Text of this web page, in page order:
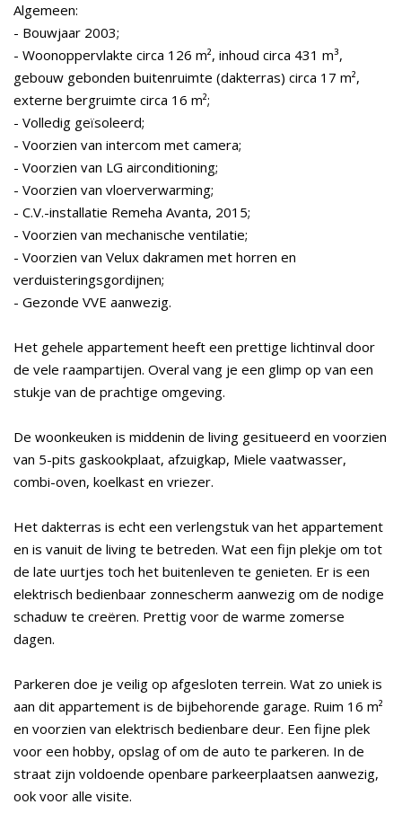
Algemeen:
- Bouwjaar 2003;
- Woonoppervlakte circa 126 m², inhoud circa 431 m³,
gebouw gebonden buitenruimte (dakterras) circa 17 m²,
externe bergruimte circa 16 m²;
- Volledig geïsoleerd;
- Voorzien van intercom met camera;
- Voorzien van LG airconditioning;
- Voorzien van vloerverwarming;
- C.V.-installatie Remeha Avanta, 2015;
- Voorzien van mechanische ventilatie;
- Voorzien van Velux dakramen met horren en
verduisteringsgordijnen;
- Gezonde VVE aanwezig.
Het gehele appartement heeft een prettige lichtinval door
de vele raampartijen. Overal vang je een glimp op van een
stukje van de prachtige omgeving.
De woonkeuken is middenin de living gesitueerd en voorzien
van 5-pits gaskookplaat, afzuigkap, Miele vaatwasser,
combi-oven, koelkast en vriezer.
Het dakterras is echt een verlengstuk van het appartement
en is vanuit de living te betreden. Wat een fijn plekje om tot
de late uurtjes toch het buitenleven te genieten. Er is een
elektrisch bedienbaar zonnescherm aanwezig om de nodige
schaduw te creëren. Prettig voor de warme zomerse
dagen.
Parkeren doe je veilig op afgesloten terrein. Wat zo uniek is
aan dit appartement is de bijbehorende garage. Ruim 16 m²
en voorzien van elektrisch bedienbare deur. Een fijne plek
voor een hobby, opslag of om de auto te parkeren. In de
straat zijn voldoende openbare parkeerplaatsen aanwezig,
ook voor alle visite.